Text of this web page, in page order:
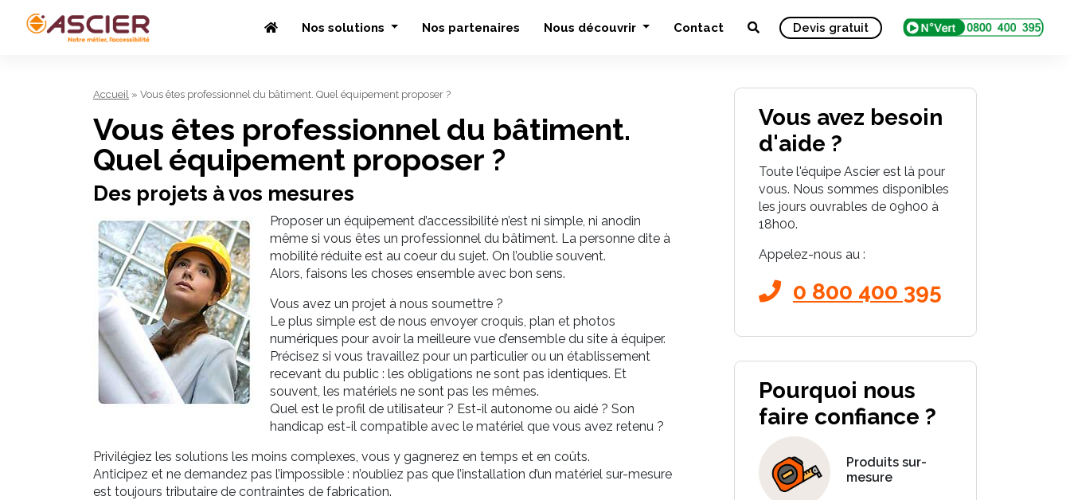
Nos solutions Nos partenaires Nous découvrir Contact Devis gratuit
Accueil » Vous êtes professionnel du bâtiment. Quel équipement proposer ?
Vous êtes professionnel du bâtiment.
Quel équipement proposer ?
Des projets à vos mesures
Proposer un équipement d’accessibilité n’est ni simple, ni anodin
même si vous êtes un professionnel du bâtiment. La personne dite à
mobilité réduite est au coeur du sujet. On l’oublie souvent.
Alors, faisons les choses ensemble avec bon sens.
Vous avez un projet à nous soumettre ?
Le plus simple est de nous envoyer croquis, plan et photos
numériques pour avoir la meilleure vue d’ensemble du site à équiper.
Précisez si vous travaillez pour un particulier ou un établissement
recevant du public : les obligations ne sont pas identiques. Et
souvent, les matériels ne sont pas les mêmes.
Quel est le profil de utilisateur ? Est-il autonome ou aidé ? Son
handicap est-il compatible avec le matériel que vous avez retenu ?
Privilégiez les solutions les moins complexes, vous y gagnerez en temps et en coûts.
Anticipez et ne demandez pas l’impossible : n’oubliez pas que l’installation d’un matériel sur-mesure
est toujours tributaire de contraintes de fabrication.
Vous avez besoin
d'aide ?
Toute l'équipe Ascier est là pour
vous. Nous sommes disponibles
les jours ouvrables de 09h00 à
18h00.
Appelez-nous au :
0 800 400 395
Pourquoi nous
faire confiance ?
Produits sur-
mesure